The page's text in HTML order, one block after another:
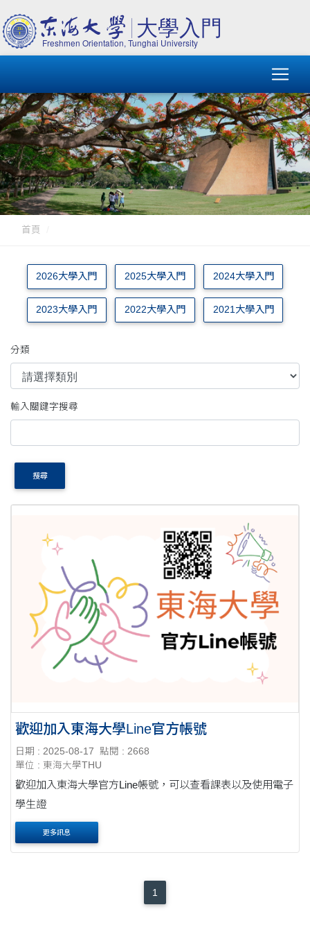
首頁
2026大學入門 2025大學入門 2024大學入門
2023大學入門 2022大學入門 2021大學入門
分類
輸入關鍵字搜尋
搜尋
歡迎加入東海大學Line官方帳號
日期 : 2025-08-17
點閱 : 2668
單位 : 東海大學THU
歡迎加入東海大學官方Line帳號，可以查看課表以及使用電子
學生證
更多訊息
1